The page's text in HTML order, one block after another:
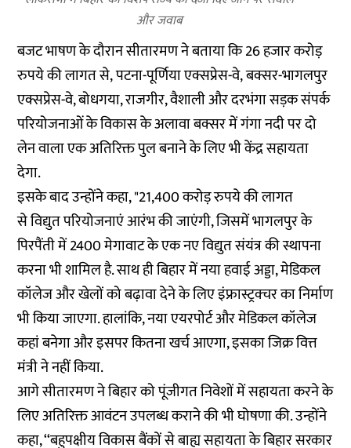
और जवाब
बजट भाषण के दौरान सीतारमण ने बताया कि 26 हजार करोड़
रुपये की लागत से, पटना-पूर्णिया एक्सप्रेस-वे, बक्सर-भागलपुर
एक्सप्रेस-वे, बोधगया, राजगीर, वैशाली और दरभंगा सड़क संपर्क
परियोजनाओं के विकास के अलावा बक्सर में गंगा नदी पर दो
लेन वाला एक अतिरिक्त पुल बनाने के लिए भी केंद्र सहायता
देगा.
इसके बाद उन्होंने कहा, "21,400 करोड़ रुपये की लागत
से विद्युत परियोजनाएं आरंभ की जाएंगी, जिसमें भागलपुर के
पिरपैंती में 2400 मेगावाट के एक नए विद्युत संयंत्र की स्थापना
करना भी शामिल है. साथ ही बिहार में नया हवाई अड्डा, मेडिकल
कॉलेज और खेलों को बढ़ावा देने के लिए इंफ्रास्ट्रक्चर का निर्माण
भी किया जाएगा. हालांकि, नया एयरपोर्ट और मेडिकल कॉलेज
कहां बनेगा और इसपर कितना खर्च आएगा, इसका जिक्र वित्त
मंत्री ने नहीं किया.
आगे सीतारमण ने बिहार को पूंजीगत निवेशों में सहायता करने के
लिए अतिरिक्त आवंटन उपलब्ध कराने की भी घोषणा की. उन्होंने
कहा, ‘‘बहुपक्षीय विकास बैंकों से बाह्य सहायता के बिहार सरकार